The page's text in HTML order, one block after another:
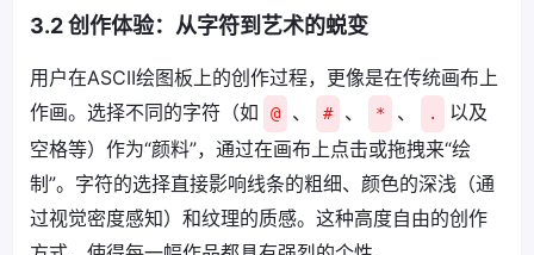
3.2 创作体验：从字符到艺术的蜕变
用户在ASCII绘图板上的创作过程，更像是在传统画布上
作画。选择不同的字符（如
@ 、 # 、 * 、 .
以及
空格等）作为“颜料”，通过在画布上点击或拖拽来“绘
制”。字符的选择直接影响线条的粗细、颜色的深浅（通
过视觉密度感知）和纹理的质感。这种高度自由的创作